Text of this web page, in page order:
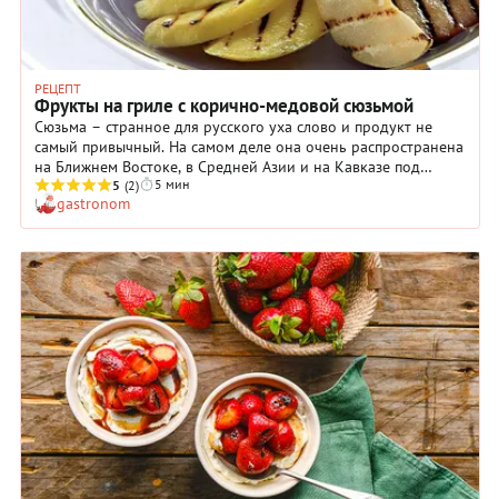
РЕЦЕПТ
Фрукты на гриле с корично-медовой сюзьмой
Сюзьма – странное для русского уха слово и продукт не
самый привычный. На самом деле она очень распространена
на Ближнем Востоке, в Средней Азии и на Кавказе под
разными названиями. Это следующий шаг после йогурта или
катыка по направлению к сыру. Делается сюзьма легко, при
этом она очень вкусная и полезная.
5 (2) 5 мин
gastronom